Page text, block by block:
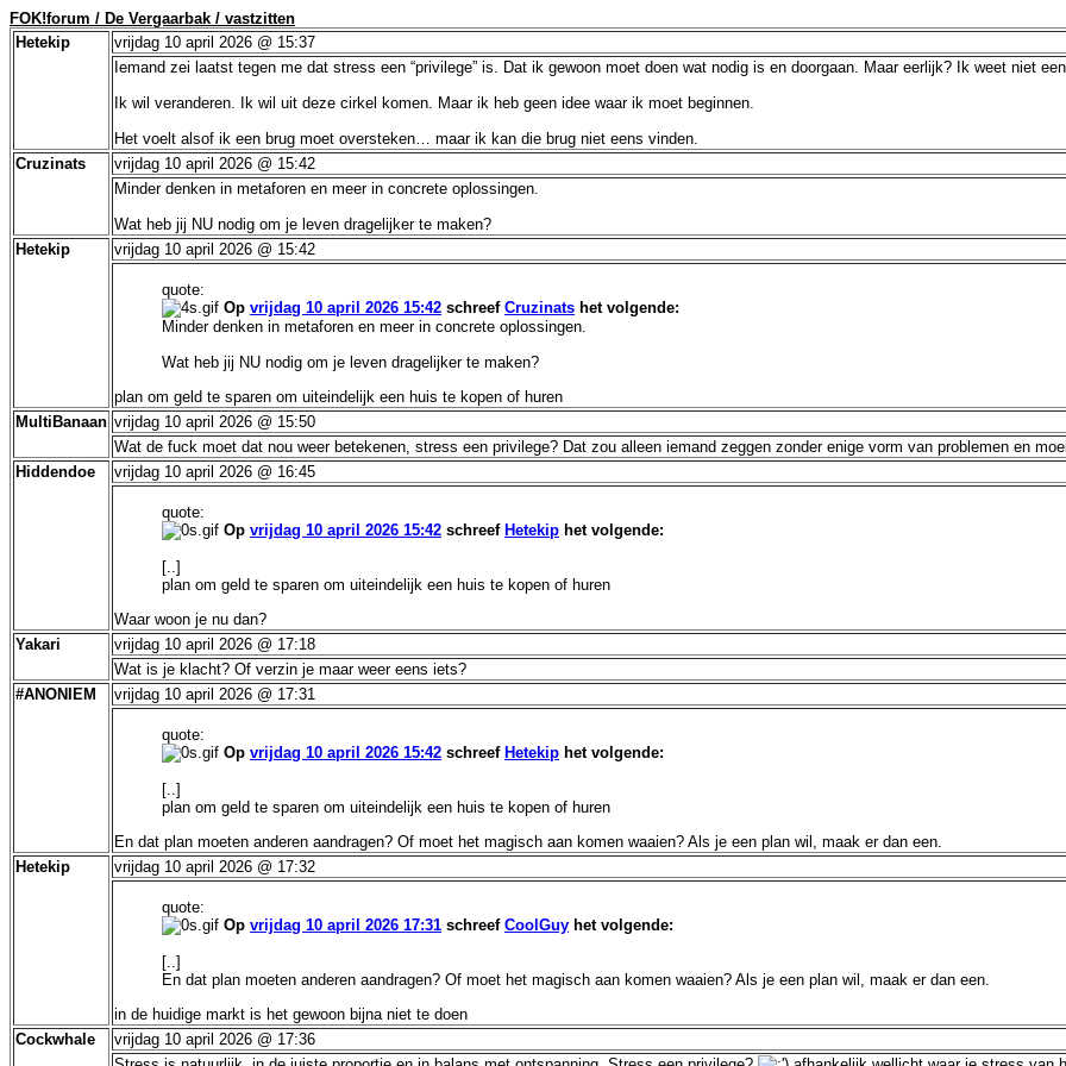
FOK!forum / De Vergaarbak / vastzitten
Hetekip
vrijdag 10 april 2026 @ 15:37
Iemand zei laatst tegen me dat stress een “privilege” is. Dat ik gewoon moet doen wat nodig is en doorgaan. Maar eerlijk? Ik weet niet
Ik wil veranderen. Ik wil uit deze cirkel komen. Maar ik heb geen idee waar ik moet beginnen.
Het voelt alsof ik een brug moet oversteken… maar ik kan die brug niet eens vinden.
Cruzinats
vrijdag 10 april 2026 @ 15:42
Minder denken in metaforen en meer in concrete oplossingen.
Wat heb jij NU nodig om je leven dragelijker te maken?
Hetekip
vrijdag 10 april 2026 @ 15:42
quote:
Op vrijdag 10 april 2026 15:42 schreef Cruzinats het volgende:
Minder denken in metaforen en meer in concrete oplossingen.
Wat heb jij NU nodig om je leven dragelijker te maken?
plan om geld te sparen om uiteindelijk een huis te kopen of huren
MultiBanaan vrijdag 10 april 2026 @ 15:50
Wat de fuck moet dat nou weer betekenen, stress een privilege? Dat zou alleen iemand zeggen zonder enige vorm van problemen en
Hiddendoe
vrijdag 10 april 2026 @ 16:45
quote:
Op vrijdag 10 april 2026 15:42 schreef Hetekip het volgende:
[..]
plan om geld te sparen om uiteindelijk een huis te kopen of huren
Waar woon je nu dan?
Yakari
vrijdag 10 april 2026 @ 17:18
Wat is je klacht? Of verzin je maar weer eens iets?
#ANONIEM
vrijdag 10 april 2026 @ 17:31
quote:
Op vrijdag 10 april 2026 15:42 schreef Hetekip het volgende:
[..]
plan om geld te sparen om uiteindelijk een huis te kopen of huren
En dat plan moeten anderen aandragen? Of moet het magisch aan komen waaien? Als je een plan wil, maak er dan een.
Hetekip
vrijdag 10 april 2026 @ 17:32
quote:
Op vrijdag 10 april 2026 17:31 schreef CoolGuy het volgende:
[..]
En dat plan moeten anderen aandragen? Of moet het magisch aan komen waaien? Als je een plan wil, maak er dan een.
in de huidige markt is het gewoon bijna niet te doen
Cockwhale
vrijdag 10 april 2026 @ 17:36